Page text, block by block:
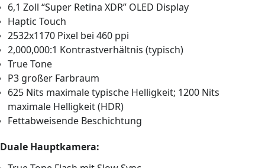
6,1 Zoll “Super Retina XDR” OLED Display
Haptic Touch
2532x1170 Pixel bei 460 ppi
2,000,000:1 Kontrastverhältnis (typisch)
True Tone
P3 großer Farbraum
625 Nits maximale typische Helligkeit; 1200 Nits
maximale Helligkeit (HDR)
Fettabweisende Beschichtung
Duale Hauptkamera: